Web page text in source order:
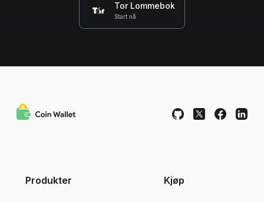
Tor Lommebok
Start nå
Produkter Kjøp